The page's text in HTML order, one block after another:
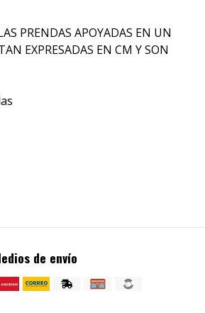
PRENDAS APOYADAS EN UN
EXPRESADAS EN CM Y SON
de envío